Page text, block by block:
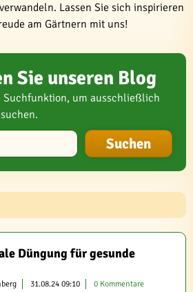
Lassen Sie sich inspirieren
am Gärtnern mit uns!
Sie unseren Blog
Suchfunktion, um ausschließlich
Düngung für gesunde
31.08.24 09:10 0 Kommentare